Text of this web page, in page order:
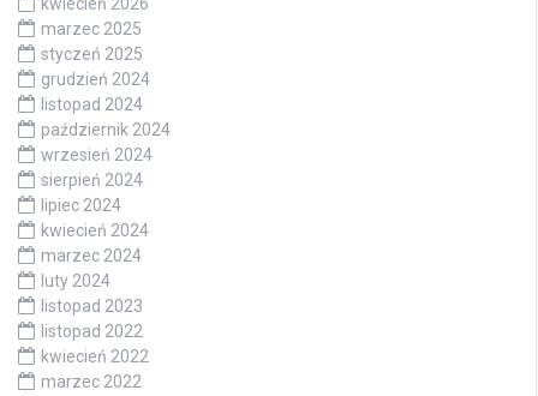
marzec 2025
styczeń 2025
grudzień 2024
listopad 2024
październik 2024
wrzesień 2024
sierpień 2024
lipiec 2024
kwiecień 2024
marzec 2024
luty 2024
listopad 2023
listopad 2022
kwiecień 2022
marzec 2022